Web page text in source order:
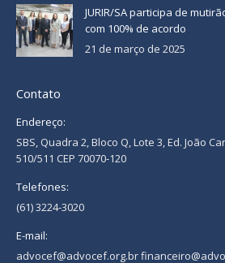
JURIR/SA participa de
com 100% de acordo
21 de março de 2025
Contato
Endereço:
SBS, Quadra 2, Bloco Q, Lote 3, Ed. João
510/511 CEP 70070-120
Telefones:
(61) 3224-3020
E-mail:
advocef@advocef.org.br